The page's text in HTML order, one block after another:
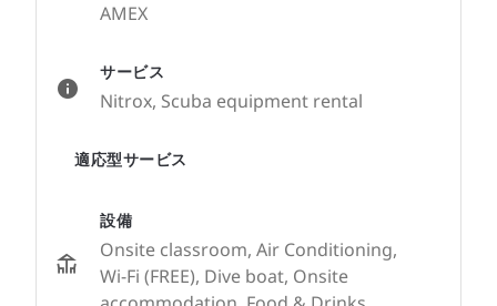
サービス
Nitrox, Scuba equipment rental
適応型サービス
設備
Onsite classroom, Air Conditioning,
Wi-Fi (FREE), Dive boat, Onsite
AMEX